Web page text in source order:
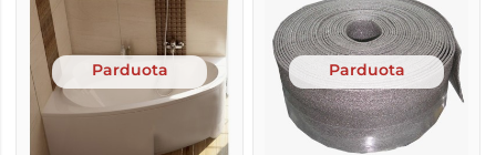
Parduota Parduota